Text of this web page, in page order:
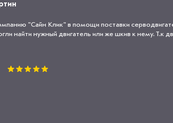
"Сайн Клик" в помощи поставки
найти нужный двигатель или же шкив к нему. Т.к